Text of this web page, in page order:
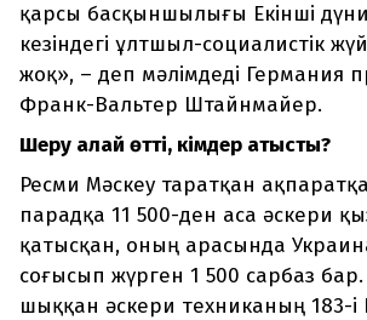
қарсы басқыншылығы Екінші
кезіндегі ұлтшыл-социалистік
жоқ», – деп мәлімдеді Германия
Франк-Вальтер Штайнмайер.
Шеру қалай өтті, кімдер қатысты?
Ресми Мәскеу таратқан
парадқа 11 500-ден аса әскери
қатысқан, оның арасында
соғысып жүрген 1 500 сарбаз
шыққан әскери техниканың 183-і